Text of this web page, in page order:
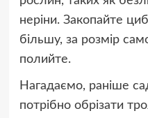
неріни. Закопайте
більшу, за розмір
полийте.
Нагадаємо, раніше
потрібно обрізати